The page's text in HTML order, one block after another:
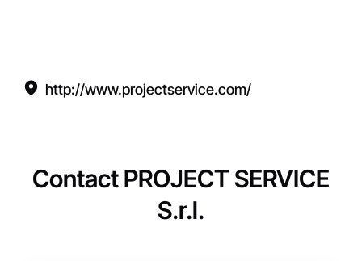
http://www.projectservice.com/
Contact PROJECT SERVICE
S.r.l.